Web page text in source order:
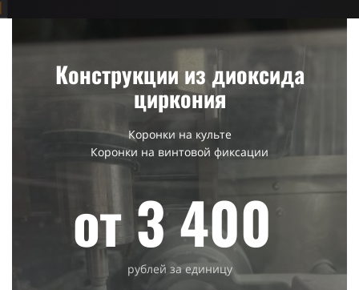
Конструкции из диоксида
циркония
Коронки на культе
Коронки на винтовой фиксации
от 3 400
рублей за единицу